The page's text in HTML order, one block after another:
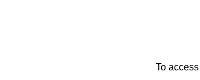
To